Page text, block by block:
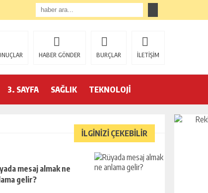
HABER GÖNDER BURÇLAR İLETİŞİM
3. SAYFA SAĞLIK TEKNOLOJİ
İLGİNİZİ ÇEKEBİLİR
mesaj almak ne
gelir?